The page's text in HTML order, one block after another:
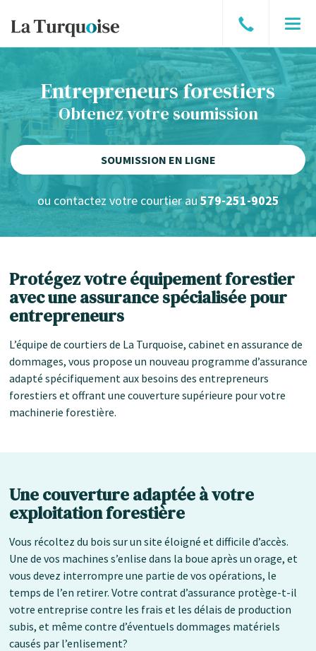
à
un
courtier
Entrepreneurs forestiers
Obtenez votre soumission
SOUMISSION EN LIGNE
ou contactez votre courtier au 579-251-9025
Protégez votre équipement forestier
avec une assurance spécialisée pour
entrepreneurs
L’équipe de courtiers de La Turquoise, cabinet en assurance de
dommages, vous propose un nouveau programme d’assurance
adapté spécifiquement aux besoins des entrepreneurs
forestiers et offrant une couverture supérieure pour votre
machinerie forestière.
Une couverture adaptée à votre
exploitation forestière
Vous récoltez du bois sur un site éloigné et difficile d’accès.
Une de vos machines s’enlise dans la boue après un orage, et
vous devez interrompre une partie de vos opérations, le
temps de l’en retirer. Votre contrat d’assurance protège-t-il
votre entreprise contre les frais et les délais de production
subis, et même contre d’éventuels dommages matériels
causés par l’enlisement?